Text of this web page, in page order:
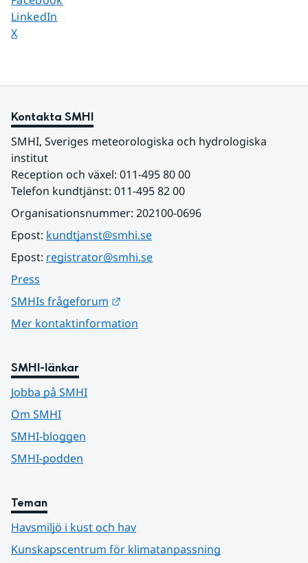
Dela sidan på
LinkedIn
Dela sidan på
X
Kontakta SMHI
SMHI, Sveriges meteorologiska och hydrologiska
institut
Reception och växel: 011-495 80 00
Telefon kundtjänst: 011-495 82 00
Organisationsnummer: 202100-0696
Epost: kundtjanst@smhi.se
Epost: registrator@smhi.se
Press
SMHIs frågeforum
Mer kontaktinformation
SMHI-länkar
Jobba på SMHI
Om SMHI
SMHI-bloggen
SMHI-podden
Teman
Havsmiljö i kust och hav
Kunskapscentrum för klimatanpassning